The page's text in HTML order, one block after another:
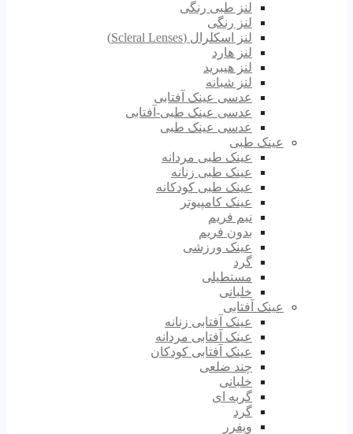
لنز طبی رنگی
لنز رنگی
لنز اسکلرال (Scleral Lenses)
لنز هارد
لنز هیبرید
لنز شبانه
عدسی عینک آفتابی
عدسی عینک طبی-آفتابی
عدسی عینک طبی
عینک طبی
عینک طبی مردانه
عینک طبی زنانه
عینک طبی کودکانه
عینک کامپیوتر
نیم فریم
بدون فریم
عینک ورزشی
گرد
مستطیلی
خلبانی
عینک آفتابی
عینک آفتابی زنانه
عینک آفتابی مردانه
عینک آفتابی کودکان
چند ضلعی
خلبانی
گربه ای
گرد
ویفرر